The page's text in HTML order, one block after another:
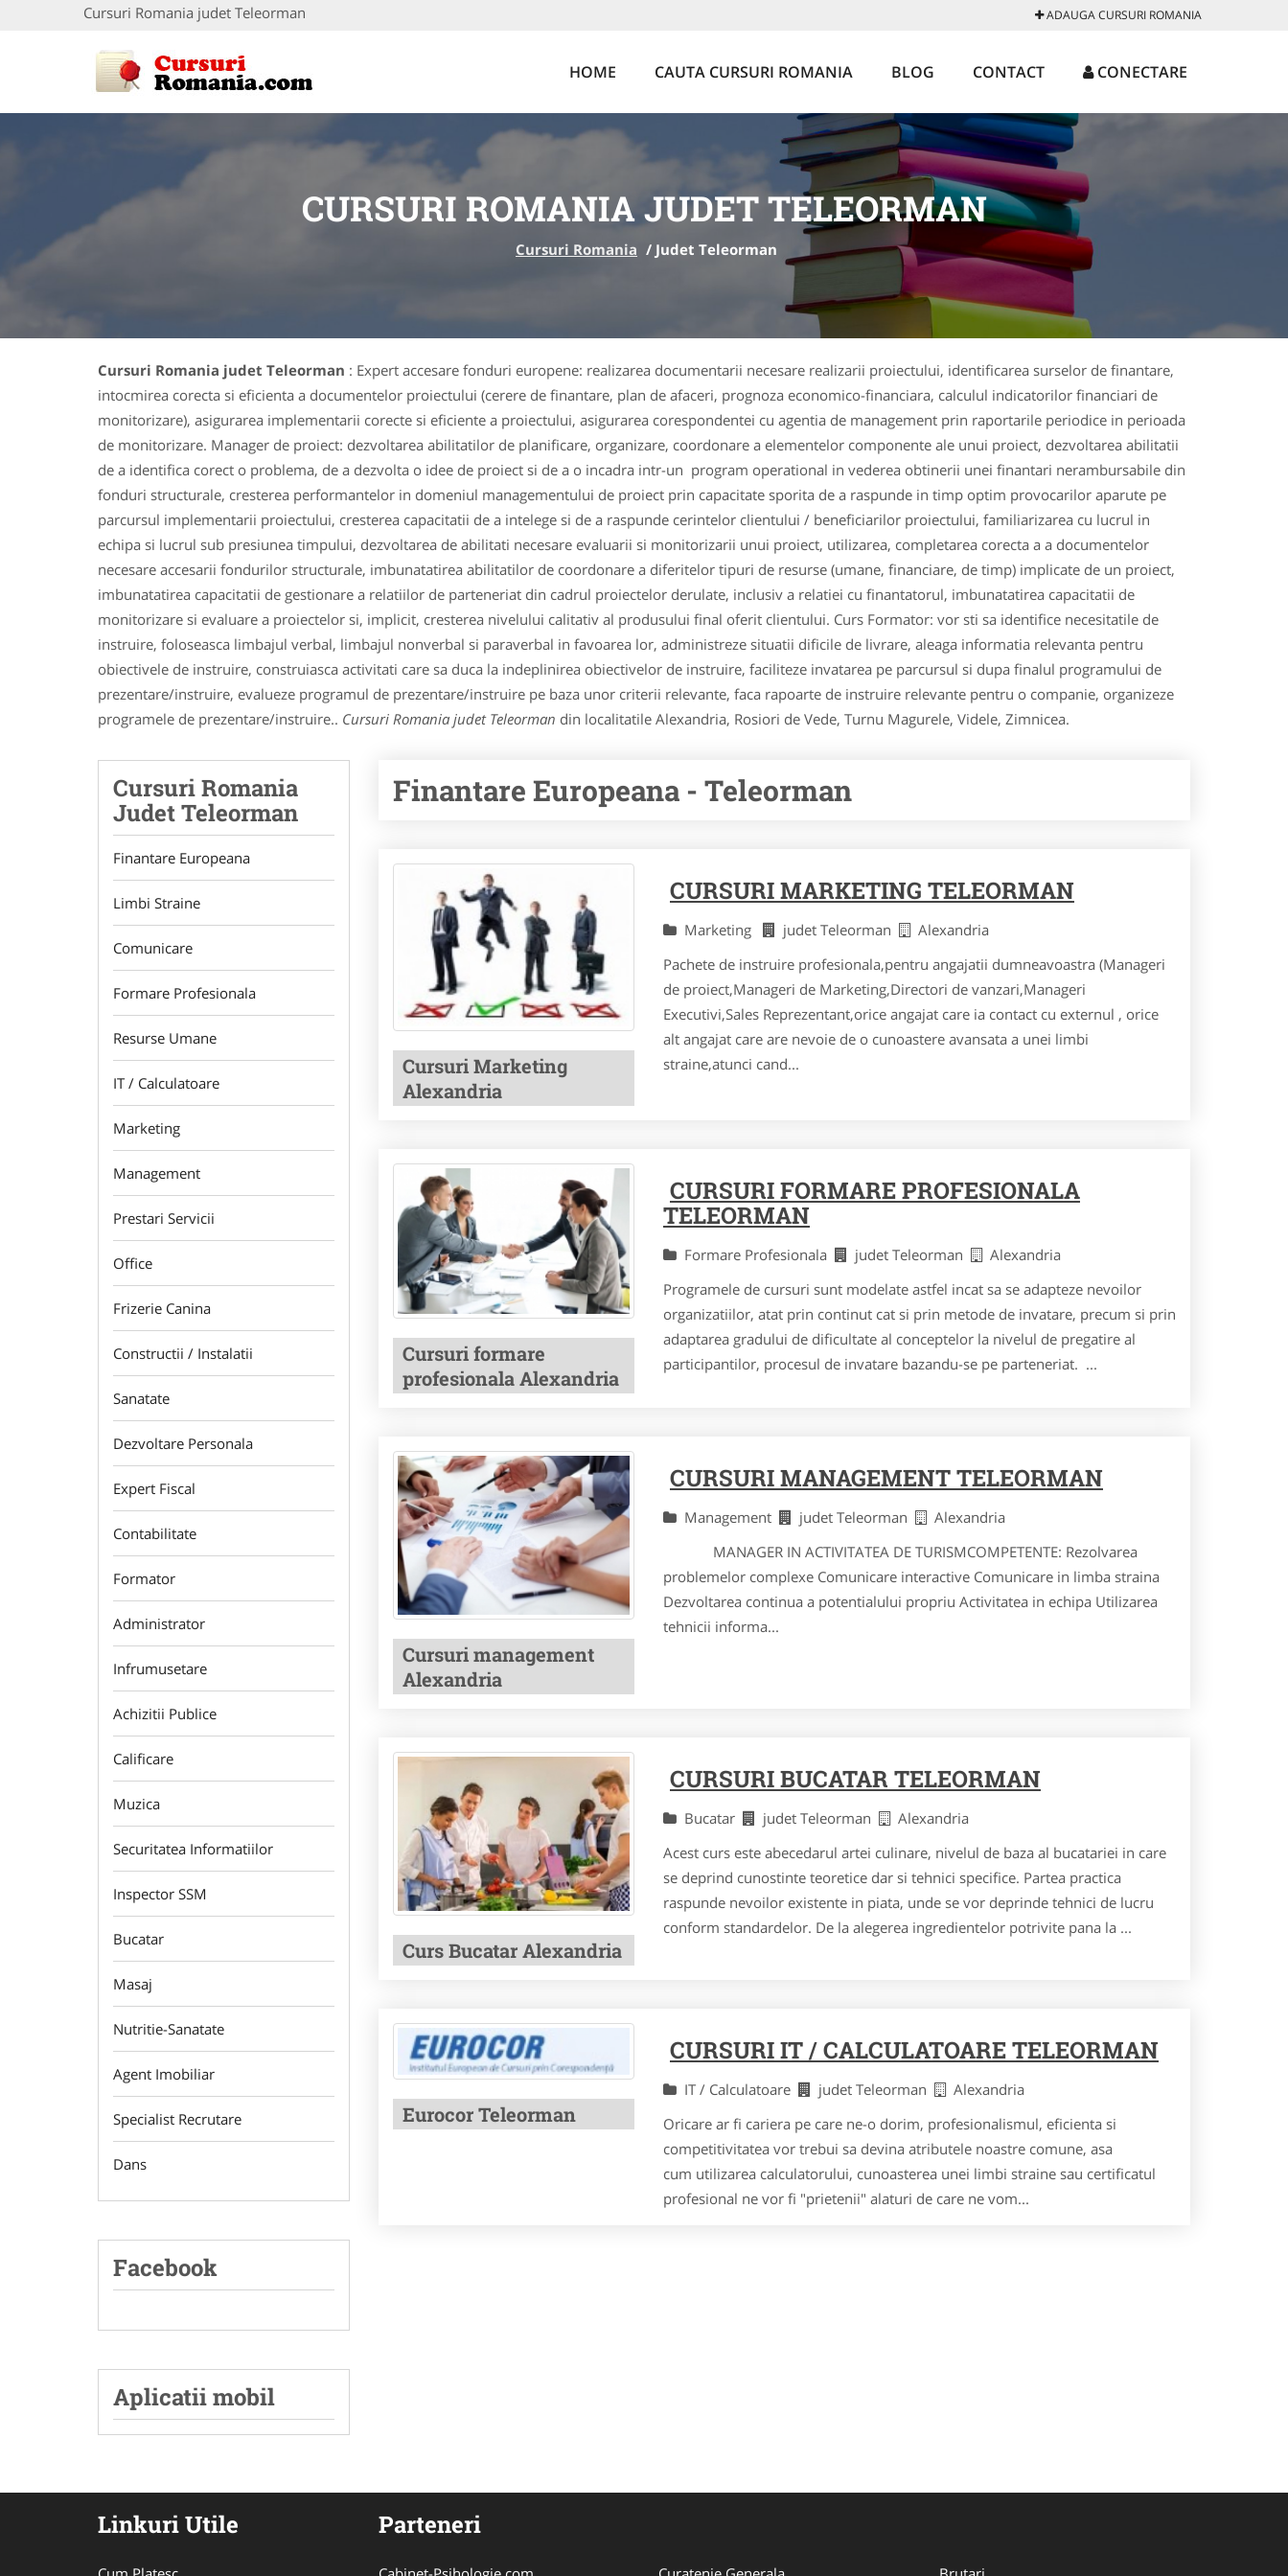
Cursuri Romania judet Teleorman ADAUGA CURSURI ROMANIA
HOME CAUTA CURSURI ROMANIA BLOG CONTACT CONECTARE
CURSURI ROMANIA JUDET TELEORMAN
Cursuri Romania / Judet Teleorman
Cursuri Romania judet Teleorman : Expert accesare fonduri europene: realizarea documentarii necesare realizarii proiectului, identificarea surselor de finantare,
intocmirea corecta si eficienta a documentelor proiectului (cerere de finantare, plan de afaceri, prognoza economico-financiara, calculul indicatorilor financiari de
monitorizare), asigurarea implementarii corecte si eficiente a proiectului, asigurarea corespondentei cu agentia de management prin raportarile periodice in perioada
de monitorizare. Manager de proiect: dezvoltarea abilitatilor de planificare, organizare, coordonare a elementelor componente ale unui proiect, dezvoltarea abilitatii
de a identifica corect o problema, de a dezvolta o idee de proiect si de a o incadra intr-un program operational in vederea obtinerii unei finantari nerambursabile din
fonduri structurale, cresterea performantelor in domeniul managementului de proiect prin capacitate sporita de a raspunde in timp optim provocarilor aparute pe
parcursul implementarii proiectului, cresterea capacitatii de a intelege si de a raspunde cerintelor clientului / beneficiarilor proiectului, familiarizarea cu lucrul in
echipa si lucrul sub presiunea timpului, dezvoltarea de abilitati necesare evaluarii si monitorizarii unui proiect, utilizarea, completarea corecta a a documentelor
necesare accesarii fondurilor structurale, imbunatatirea abilitatilor de coordonare a diferitelor tipuri de resurse (umane, financiare, de timp) implicate de un proiect,
imbunatatirea capacitatii de gestionare a relatiilor de parteneriat din cadrul proiectelor derulate, inclusiv a relatiei cu finantatorul, imbunatatirea capacitatii de
monitorizare si evaluare a proiectelor si, implicit, cresterea nivelului calitativ al produsului final oferit clientului. Curs Formator: vor sti sa identifice necesitatile de
instruire, foloseasca limbajul verbal, limbajul nonverbal si paraverbal in favoarea lor, administreze situatii dificile de livrare, aleaga informatia relevanta pentru
obiectivele de instruire, construiasca activitati care sa duca la indeplinirea obiectivelor de instruire, faciliteze invatarea pe parcursul si dupa finalul programului de
prezentare/instruire, evalueze programul de prezentare/instruire pe baza unor criterii relevante, faca rapoarte de instruire relevante pentru o companie, organizeze
programele de prezentare/instruire.. Cursuri Romania judet Teleorman din localitatile Alexandria, Rosiori de Vede, Turnu Magurele, Videle, Zimnicea.
Cursuri Romania
Judet Teleorman
Finantare Europeana
Limbi Straine
Comunicare
Formare Profesionala
Resurse Umane
IT / Calculatoare
Marketing
Management
Prestari Servicii
Office
Frizerie Canina
Constructii / Instalatii
Sanatate
Dezvoltare Personala
Expert Fiscal
Contabilitate
Formator
Administrator
Infrumusetare
Achizitii Publice
Calificare
Muzica
Securitatea Informatiilor
Inspector SSM
Bucatar
Masaj
Nutritie-Sanatate
Agent Imobiliar
Specialist Recrutare
Dans
Facebook
Aplicatii mobil
Finantare Europeana - Teleorman
Cursuri Marketing
Alexandria
CURSURI MARKETING TELEORMAN
Marketing judet Teleorman
Alexandria
Pachete de instruire profesionala,pentru angajatii dumneavoastra (Manageri
de proiect,Manageri de Marketing,Directori de vanzari,Manageri
Executivi,Sales Reprezentant,orice angajat care ia contact cu externul , orice
alt angajat care are nevoie de o cunoastere avansata a unei limbi
straine,atunci cand...
Cursuri formare
profesionala Alexandria
CURSURI FORMARE PROFESIONALA
TELEORMAN
Formare Profesionala judet Teleorman
Alexandria
Programele de cursuri sunt modelate astfel incat sa se adapteze nevoilor
organizatiilor, atat prin continut cat si prin metode de invatare, precum si prin
adaptarea gradului de dificultate al conceptelor la nivelul de pregatire al
participantilor, procesul de invatare bazandu-se pe parteneriat. ...
Cursuri management
Alexandria
CURSURI MANAGEMENT TELEORMAN
Management judet Teleorman
Alexandria
MANAGER IN ACTIVITATEA DE TURISMCOMPETENTE: Rezolvarea
problemelor complexe Comunicare interactive Comunicare in limba straina
Dezvoltarea continua a potentialului propriu Activitatea in echipa Utilizarea
tehnicii informa...
Curs Bucatar Alexandria
CURSURI BUCATAR TELEORMAN
Bucatar judet Teleorman
Alexandria
Acest curs este abecedarul artei culinare, nivelul de baza al bucatariei in care
se deprind cunostinte teoretice dar si tehnici specifice. Partea practica
raspunde nevoilor existente in piata, unde se vor deprinde tehnici de lucru
conform standardelor. De la alegerea ingredientelor potrivite pana la ...
Eurocor Teleorman
CURSURI IT / CALCULATOARE TELEORMAN
IT / Calculatoare judet Teleorman
Alexandria
Oricare ar fi cariera pe care ne-o dorim, profesionalismul, eficienta si
competitivitatea vor trebui sa devina atributele noastre comune, asa
cum utilizarea calculatorului, cunoasterea unei limbi straine sau certificatul
profesional ne vor fi "prietenii" alaturi de care ne vom...
Linkuri Utile Parteneri